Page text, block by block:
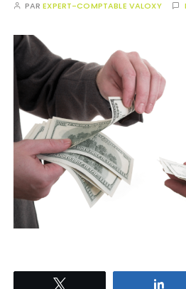
PAREXPERT-COMPTABLE VALOXY